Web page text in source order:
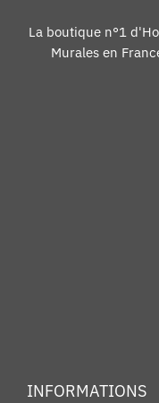
La boutique n°1
Murales en
INFORMATIONS